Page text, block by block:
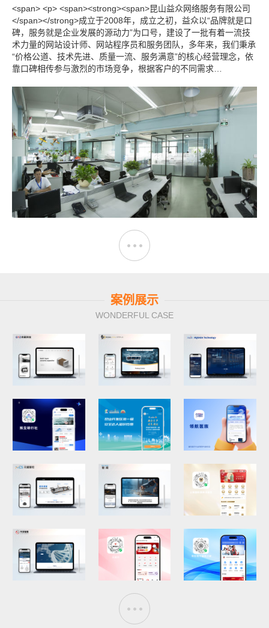
<span> <p> <span><strong><span>昆山益众网络服务有限公司
</span></strong>成立于2008年，成立之初，益众以“品牌就是口
碑，服务就是企业发展的源动力”为口号，建设了一批有着一流技
术力量的网站设计师、网站程序员和服务团队，多年来，我们秉承
“价格公道、技术先进、质量一流、服务满意”的核心经营理念，依
靠口碑相传参与激烈的市场竞争，根据客户的不同需求…
案例展示
WONDERFUL CASE